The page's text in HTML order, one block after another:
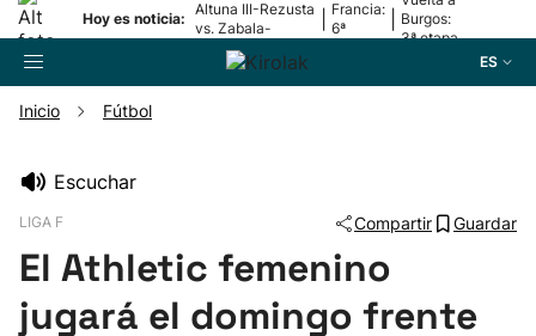
Hoy es noticia:
Altuna III-Rezusta
vs. Zabala-
Zabaleta
Francia:
6ª
Burgos:
3ª etapa
ES
Pelota
Inicio Fútbol
Escuchar
LIGA F Compartir Guardar
El Athletic femenino
jugará el domingo frente